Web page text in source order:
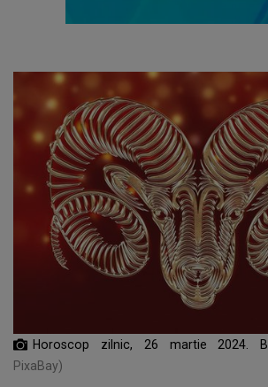
Horoscop zilnic, 26 martie 2024.
PixaBay)